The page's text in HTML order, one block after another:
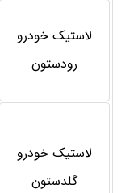
لاستیک خودرو
رودستون
لاستیک خودرو
گلدستون